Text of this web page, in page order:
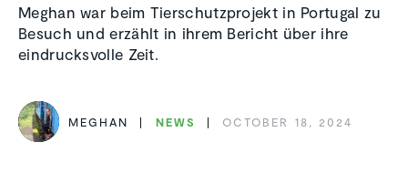
Meghan war beim Tierschutzprojekt in Portugal zu
Besuch und erzählt in ihrem Bericht über ihre
eindrucksvolle Zeit.
MEGHAN NEWS OCTOBER 18, 2024